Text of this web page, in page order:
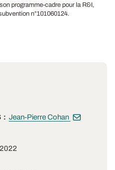
programme-cadre pour la R&I,
n°101060124.
Jean-Pierre Cohan